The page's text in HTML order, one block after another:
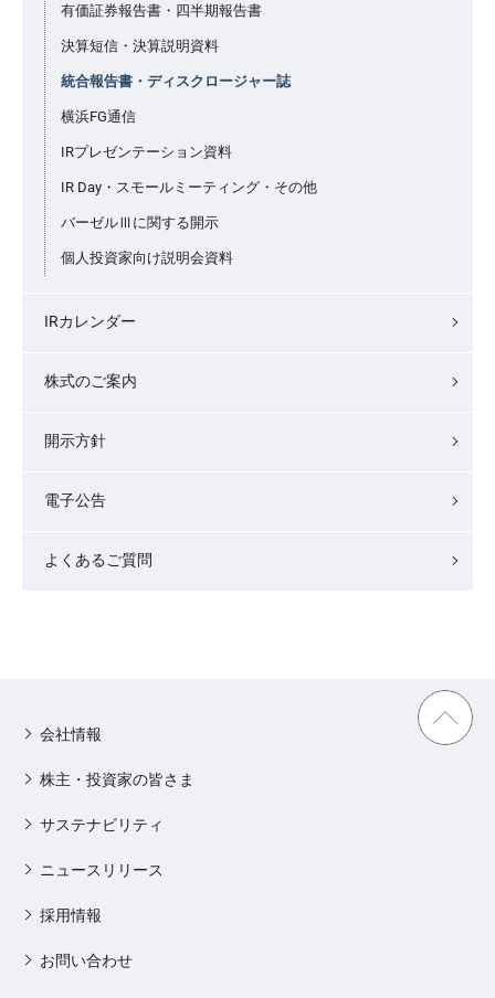
有価証券報告書・四半期報告書
決算短信・決算説明資料
統合報告書・ディスクロージャー誌
横浜FG通信
IRプレゼンテーション資料
IR Day・スモールミーティング・その他
バーゼルⅢに関する開示
個人投資家向け説明会資料
IRカレンダー
株式のご案内
開示方針
電子公告
よくあるご質問
会社情報
株主・投資家の皆さま
サステナビリティ
ニュースリリース
採用情報
お問い合わせ